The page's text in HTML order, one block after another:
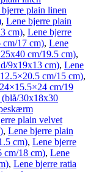
plain linen
, Lene bjerre plain
cm), Lene bjerre
17 cm), Lene
cm/19.5 cm),
9x19x13 cm), Lene
cm/15 cm),
cm/19
30x18x30
plain velvet
, Lene bjerre plain
cm), Lene bjerre
cm/18 cm), Lene
, Lene bjerre ratia